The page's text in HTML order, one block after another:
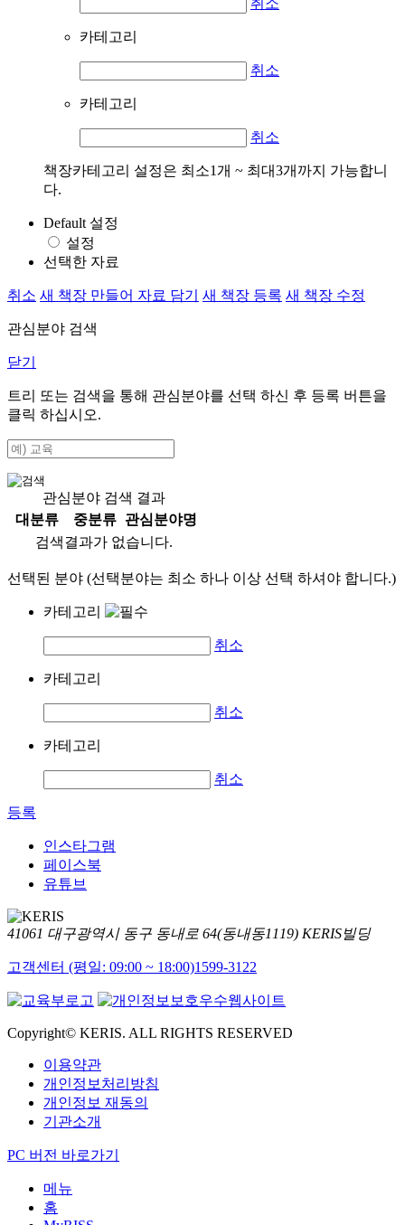
취소
카테고리
취소
카테고리
취소
책장카테고리 설정은 최소1개 ~ 최대3개까지 가능합니
다.
Default 설정
설정
선택한 자료
취소 새 책장 만들어 자료 담기 새 책장 등록 새 책장 수정
관심분야 검색
닫기
트리 또는 검색을 통해 관심분야를 선택 하신 후 등록 버튼을
클릭 하십시오.
관심분야 검색 결과
대분류
중분류
관심분야명
검색결과가 없습니다.
선택된 분야 (선택분야는 최소 하나 이상 선택 하셔야 합니다.)
카테고리
취소
카테고리
취소
카테고리
취소
등록
인스타그램
페이스북
유튜브
41061 대구광역시 동구 동내로 64(동내동1119) KERIS빌딩
고객센터 (평일: 09:00 ~ 18:00)1599-3122
Copyright© KERIS. ALL RIGHTS RESERVED
이용약관
개인정보처리방침
개인정보 재동의
기관소개
PC 버전 바로가기
메뉴
홈